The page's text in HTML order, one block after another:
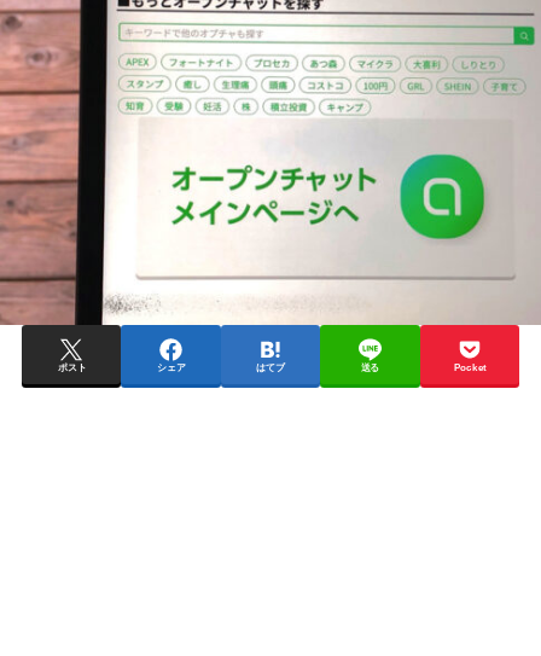
ポスト シェア はてブ 送る Pocket